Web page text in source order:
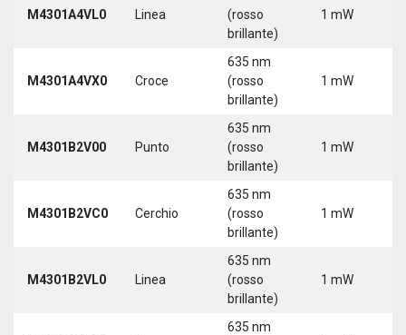
M4301A4VL0 Linea
(rosso
brillante)
1 mW
M4301A4VX0 Croce
635 nm
(rosso
brillante)
1 mW
M4301B2V00 Punto
635 nm
(rosso
brillante)
1 mW
M4301B2VC0 Cerchio
635 nm
(rosso
brillante)
1 mW
M4301B2VL0 Linea
635 nm
(rosso
brillante)
1 mW
635 nm